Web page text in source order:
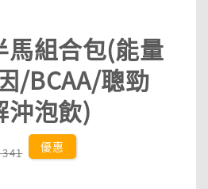
馬組合包(能量
/BCAA/聰勁
沖泡飲)
優惠